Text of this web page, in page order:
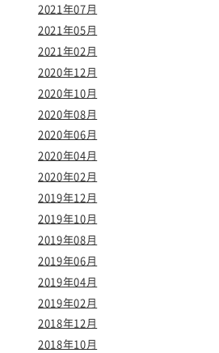
2021年07月
2021年05月
2021年02月
2020年12月
2020年10月
2020年08月
2020年06月
2020年04月
2020年02月
2019年12月
2019年10月
2019年08月
2019年06月
2019年04月
2019年02月
2018年12月
2018年10月